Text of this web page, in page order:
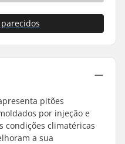
pitões
por injeção e
condições climatéricas
a sua